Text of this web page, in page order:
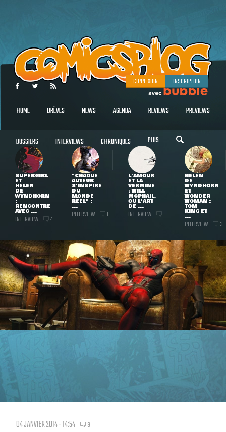
CONNEXION INSCRIPTION
HOME BRÈVES NEWS AGENDA REVIEWS PREVIEWS
DOSSIERS INTERVIEWS CHRONIQUES PLUS
SUPERGIRL
ET
HELEN
DE
WYNDHORN
:
RENCONTRE
AVEC ...
INTERVIEW 4
"CHAQUE
AUTEUR
S'INSPIRE
DU
MONDE
RÉEL" :
...
INTERVIEW 1
L'AMOUR
ET LA
VERMINE
: WILL
MCPHAIL,
OU L'ART
DE ...
INTERVIEW 1
HELEN
DE
WYNDHORN
ET
WONDER
WOMAN :
TOM
KING ET
...
INTERVIEW 3
04 JANVIER 2014 - 14:54 9